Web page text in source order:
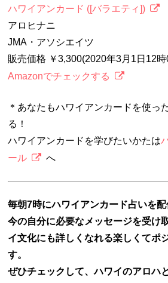
ハワイアンカード ([バラエティ])
アロヒナニ
JMA・アソシエイツ
販売価格 ￥3,300(2020年3月1日12
Amazonでチェックする
＊あなたもハワイアンカードを使っ
る！
ハワイアンカードを学びたいかたは
ール
へ
毎朝7時にハワイアンカード占いを配
今の自分に必要なメッセージを受け
イ文化にも詳しくなれる楽しくてポ
す。
ぜひチェックして、ハワイのアロハ